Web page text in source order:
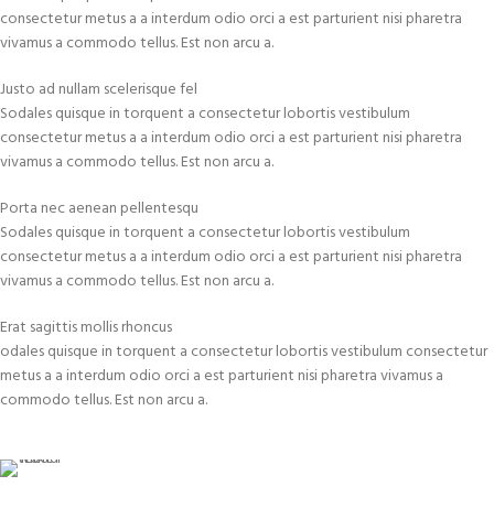
consectetur metus a a interdum odio orci a est parturient nisi pharetra
vivamus a commodo tellus. Est non arcu a.
Justo ad nullam scelerisque fel
Sodales quisque in torquent a consectetur lobortis vestibulum
consectetur metus a a interdum odio orci a est parturient nisi pharetra
vivamus a commodo tellus. Est non arcu a.
Porta nec aenean pellentesqu
Sodales quisque in torquent a consectetur lobortis vestibulum
consectetur metus a a interdum odio orci a est parturient nisi pharetra
vivamus a commodo tellus. Est non arcu a.
Erat sagittis mollis rhoncus
odales quisque in torquent a consectetur lobortis vestibulum consectetur
metus a a interdum odio orci a est parturient nisi pharetra vivamus a
commodo tellus. Est non arcu a.